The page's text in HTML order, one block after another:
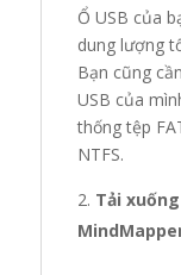
Ổ USB của
dung lượng
Bạn cũng
USB của
thống tệp
NTFS.
Tải